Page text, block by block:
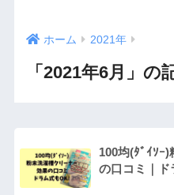
ホーム 2021年
「2021年6月」の
100均(ﾀﾞｲｿｰ
の口コミ｜